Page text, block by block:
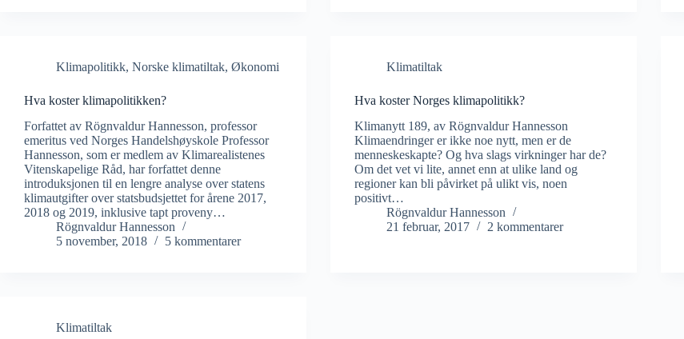
Klimapolitikk, Norske klimatiltak, Økonomi
Hva koster klimapolitikken?
Forfattet av Rögnvaldur Hannesson, professor
emeritus ved Norges Handelshøyskole Professor
Hannesson, som er medlem av Klimarealistenes
Vitenskapelige Råd, har forfattet denne
introduksjonen til en lengre analyse over statens
klimautgifter over statsbudsjettet for årene 2017,
2018 og 2019, inklusive tapt proveny…
Rögnvaldur Hannesson
5 november, 2018
5 kommentarer
Klimatiltak
Hva koster Norges klimapolitikk?
Klimanytt 189, av Rögnvaldur Hannesson
Klimaendringer er ikke noe nytt, men er de
menneskeskapte? Og hva slags virkninger har de?
Om det vet vi lite, annet enn at ulike land og
regioner kan bli påvirket på ulikt vis, noen
positivt…
Rögnvaldur Hannesson
21 februar, 2017
2 kommentarer
Klimatiltak